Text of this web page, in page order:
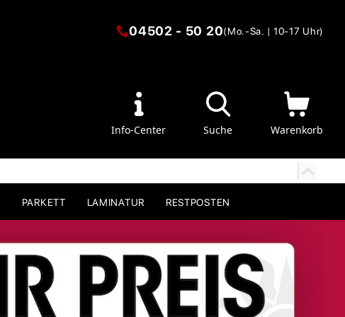
04502 - 50 20(Mo.-Sa. | 10-17 Uhr)
Info-Center Suche Warenkorb
PARKETT LAMINATUR RESTPOSTEN